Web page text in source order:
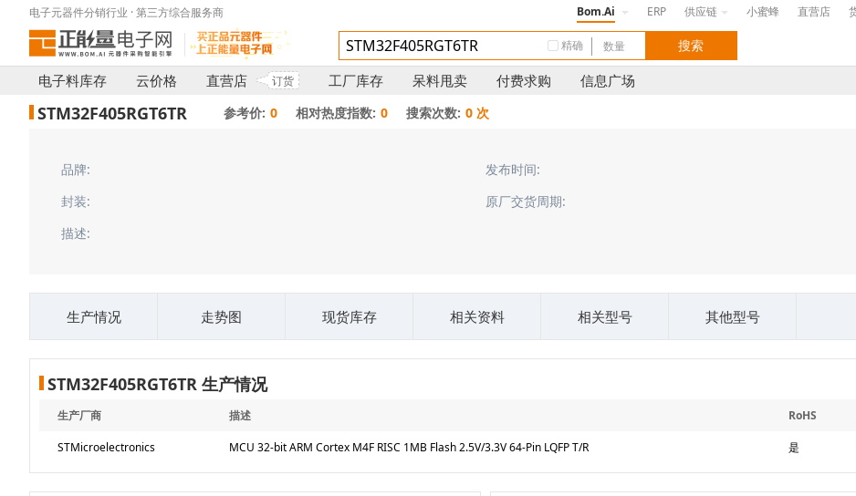
电子元器件分销行业 · 第三方综合服务商 Bom.Ai ERP 供应链 小蜜蜂 直营店
精确
电子料库存 云价格 直营店 订货 工厂库存 呆料甩卖 付费求购 信息广场
STM32F405RGT6TR 参考价: 0 相对热度指数: 0 搜索次数: 0 次
品牌:
发布时间:
封装:
原厂交货周期:
描述:
生产情况 走势图 现货库存 相关资料 相关型号 其他型号
STM32F405RGT6TR 生产情况
生产厂商 描述 RoHS
STMicroelectronics MCU 32-bit ARM Cortex M4F RISC 1MB Flash 2.5V/3.3V 64-Pin LQFP T/R 是